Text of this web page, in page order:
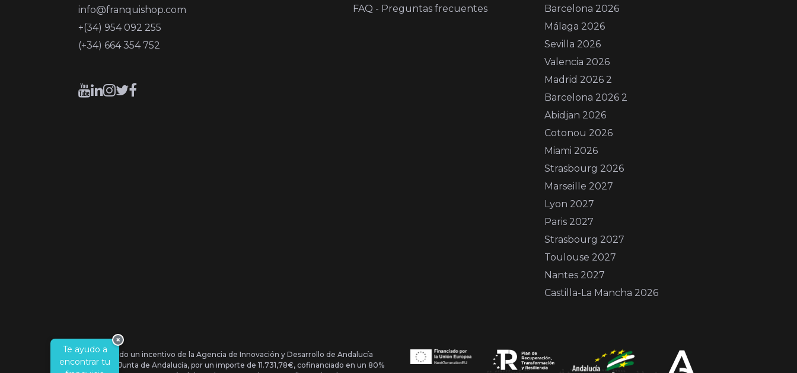
info@franquishop.com
+(34) 954 092 255
(+34) 664 354 752
FAQ - Preguntas frecuentes
Barcelona 2026
Málaga 2026
Sevilla 2026
Valencia 2026
Madrid 2026 2
Barcelona 2026 2
Abidjan 2026
Cotonou 2026
Miami 2026
Strasbourg 2026
Marseille 2027
Lyon 2027
Paris 2027
Strasbourg 2027
Toulouse 2027
Nantes 2027
Castilla-La Mancha 2026
Se ha recibido un incentivo de la Agencia de Innovación y Desarrollo de Andalucía
IDEA, de la Junta de Andalucía, por un importe de 11.731,78€, cofinanciado en un 80%
Te ayudo a
encontrar tu
×